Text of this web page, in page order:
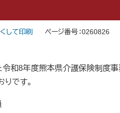
して印刷 ページ番号：0260826
令和8年度熊本県介護保険制度
です。